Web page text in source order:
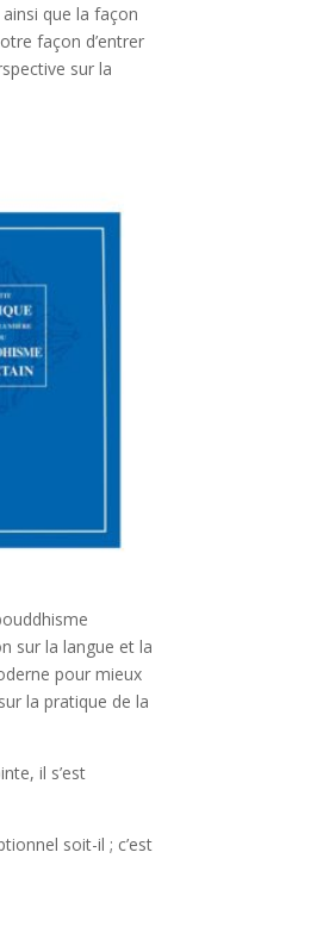
que la façon
façon d’entrer
sur la
sur la langue et la
pour mieux
la pratique de la
il s’est
soit-il ; c’est